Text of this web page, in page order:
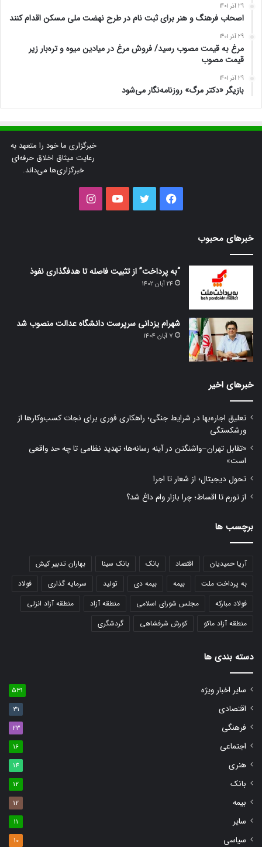
29 آذر 1401
اصحاب فرهنگ و هنر برای ثبت نام در طرح نهضت ملی مسکن اقدام کنند
29 آذر 1401
مرغ به قیمت مصوب رسید/ فروش مرغ در میادین میوه و تره‌بار زیر
قیمت مصوب
29 آذر 1401
بازیگر «دکتر مرگ» روزنامه‌نگار می‌شود
خبرگزاری ما خود را متعهد به
رعایت میثاق اخلاق حرفه‌ای
خبرگزاری‌ها می‌داند.
فیس
توییتر یوتیوب
خبرهای محبوب
“به پرداخت” از تثبیت فاصله تا هدفگذاری نفوذ
24 آبان 1402
شهرام یزدانی سرپرست دانشگاه عدالت منصوب شد
7 آبان 1404
خبرهای اخیر
تعلیق اجاره‌بها در شرایط جنگی؛ راهکاری فوری برای نجات کسب‌وکارها از
ورشکستگی
«تقابل تهران–واشنگتن در آینه رسانه‌ها؛ تهدید نظامی تا چه حد واقعی
است»
تحول دیجیتال؛ از شعار تا اجرا
از تورم تا اقساط؛ چرا بازار وام داغ شد؟
برچسب ها
آریا حمیدیان اقتصاد بانک بانک سینا
بهاران تدبیر کیش
به پرداخت ملت
بیمه بیمه دی تولید سرمایه گذاری
فولاد
فولاد مبارکه
مجلس شورای اسلامی منطقه آزاد
منطقه آزاد انزلی
منطقه آزاد ماکو
کورش شرفشاهی گردشگری
دسته بندی ها
سایر اخبار ویژه 531
اقتصادی 31
فرهنگی 23
اجتماعی 16
هنری 14
بانک 12
بیمه 12
سایر 11
سیاسی 10